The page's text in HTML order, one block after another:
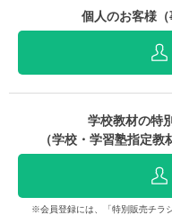
個人のお客様（
学校教材の特
（学校・学習塾指定教
※会員登録には、「特別販売チラ